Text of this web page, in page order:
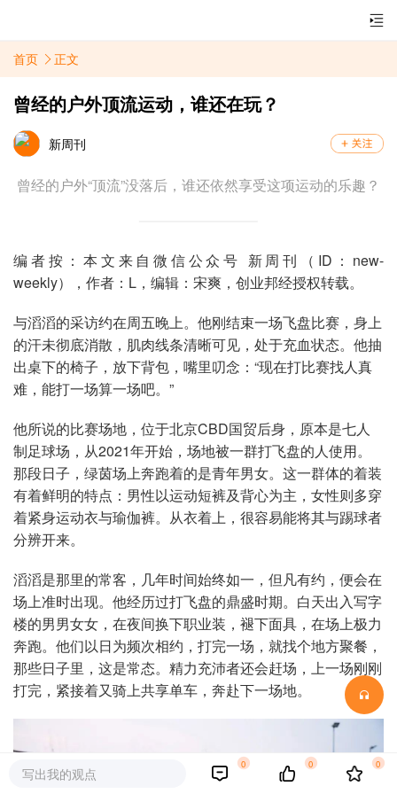
首页 正文
曾经的户外顶流运动，谁还在玩？
新周刊
曾经的户外“顶流”没落后，谁还依然享受这项运动的乐趣？
编者按：本文来自微信公众号 新周刊（ID：new-
weekly），作者：L，编辑：宋爽，创业邦经授权转载。
与滔滔的采访约在周五晚上。他刚结束一场飞盘比赛，身上
的汗未彻底消散，肌肉线条清晰可见，处于充血状态。他抽
出桌下的椅子，放下背包，嘴里叨念：“现在打比赛找人真
难，能打一场算一场吧。”
他所说的比赛场地，位于北京CBD国贸后身，原本是七人
制足球场，从2021年开始，场地被一群打飞盘的人使用。
那段日子，绿茵场上奔跑着的是青年男女。这一群体的着装
有着鲜明的特点：男性以运动短裤及背心为主，女性则多穿
着紧身运动衣与瑜伽裤。从衣着上，很容易能将其与踢球者
分辨开来。
滔滔是那里的常客，几年时间始终如一，但凡有约，便会在
场上准时出现。他经历过打飞盘的鼎盛时期。白天出入写字
楼的男男女女，在夜间换下职业装，褪下面具，在场上极力
奔跑。他们以日为频次相约，打完一场，就找个地方聚餐，
那些日子里，这是常态。精力充沛者还会赶场，上一场刚刚
打完，紧接着又骑上共享单车，奔赴下一场地。
写出我的观点
0 0 0